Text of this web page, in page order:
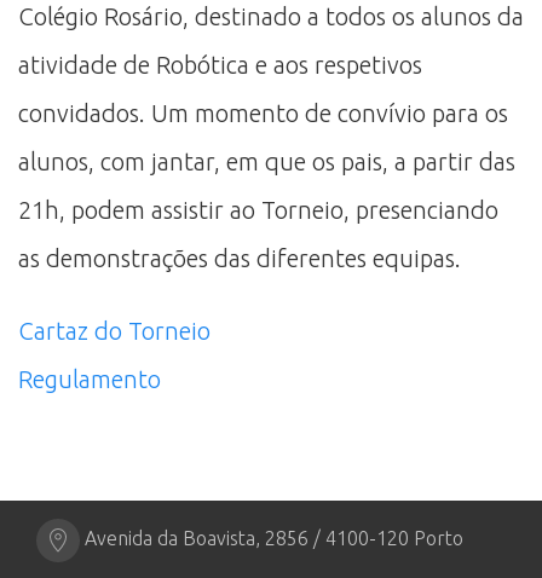
Colégio Rosário, destinado a todos os alunos da
atividade de Robótica e aos respetivos
convidados. Um momento de convívio para os
alunos, com jantar, em que os pais, a partir das
21h, podem assistir ao Torneio, presenciando
as demonstrações das diferentes equipas.
Cartaz do Torneio
Regulamento
Avenida da Boavista, 2856 / 4100-120 Porto